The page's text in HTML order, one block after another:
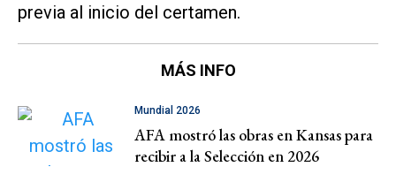
previa al inicio del certamen.
MÁS INFO
Mundial 2026
AFA mostró las obras en Kansas para
recibir a la Selección en 2026